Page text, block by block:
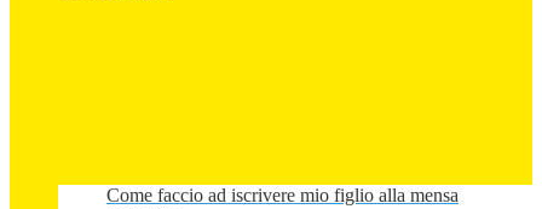
Come faccio ad iscrivere mio figlio alla mensa